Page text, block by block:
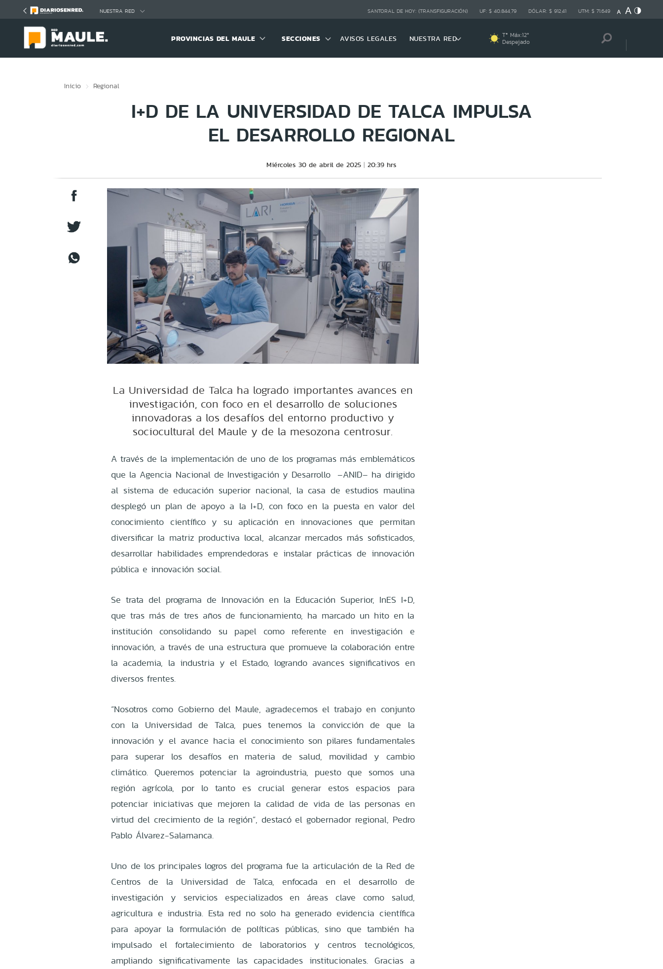
NUESTRA RED SANTORAL DE HOY: (TRANSFIGURACIÓN) UF: $ 40.844,79 DÓLAR: $ 912,41 UTM: $ 71.649
PROVINCIAS DEL MAULE SECCIONES AVISOS LEGALES NUESTRA RED Tª Máx:12º
Despejado
Inicio Regional
I+D DE LA UNIVERSIDAD DE TALCA IMPULSA
EL DESARROLLO REGIONAL
Miércoles 30 de abril de 2025 20:39 hrs
La Universidad de Talca ha logrado importantes avances en
investigación, con foco en el desarrollo de soluciones
innovadoras a los desafíos del entorno productivo y
sociocultural del Maule y de la mesozona centrosur.
A través de la implementación de uno de los programas más emblemáticos
que la Agencia Nacional de Investigación y Desarrollo –ANID– ha dirigido
al sistema de educación superior nacional, la casa de estudios maulina
desplegó un plan de apoyo a la I+D, con foco en la puesta en valor del
conocimiento científico y su aplicación en innovaciones que permitan
diversificar la matriz productiva local, alcanzar mercados más sofisticados,
desarrollar habilidades emprendedoras e instalar prácticas de innovación
pública e innovación social.
Se trata del programa de Innovación en la Educación Superior, InES I+D,
que tras más de tres años de funcionamiento, ha marcado un hito en la
institución consolidando su papel como referente en investigación e
innovación, a través de una estructura que promueve la colaboración entre
la academia, la industria y el Estado, logrando avances significativos en
diversos frentes.
“Nosotros como Gobierno del Maule, agradecemos el trabajo en conjunto
con la Universidad de Talca, pues tenemos la convicción de que la
innovación y el avance hacia el conocimiento son pilares fundamentales
para superar los desafíos en materia de salud, movilidad y cambio
climático. Queremos potenciar la agroindustria, puesto que somos una
región agrícola, por lo tanto es crucial generar estos espacios para
potenciar iniciativas que mejoren la calidad de vida de las personas en
virtud del crecimiento de la región”, destacó el gobernador regional, Pedro
Pablo Álvarez-Salamanca.
Uno de los principales logros del programa fue la articulación de la Red de
Centros de la Universidad de Talca, enfocada en el desarrollo de
investigación y servicios especializados en áreas clave como salud,
agricultura e industria. Esta red no solo ha generado evidencia científica
para apoyar la formulación de políticas públicas, sino que también ha
impulsado el fortalecimiento de laboratorios y centros tecnológicos,
ampliando significativamente las capacidades institucionales. Gracias a